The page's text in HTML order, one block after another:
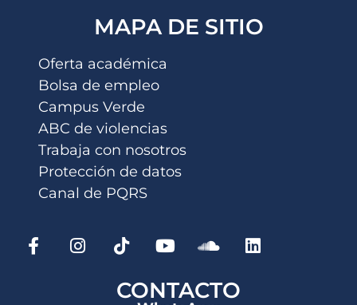
MAPA DE SITIO
Oferta académica
Bolsa de empleo
Campus Verde
ABC de violencias
Trabaja con nosotros
Protección de datos
Canal de PQRS
CONTACTO